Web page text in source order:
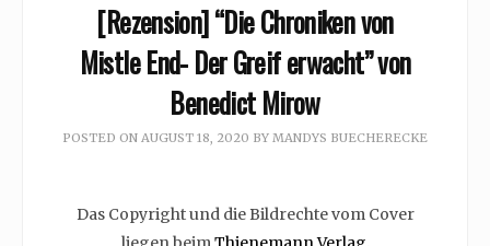
[Rezension] “Die Chroniken von
Mistle End- Der Greif erwacht” von
Benedict Mirow
POSTED ON AUGUST 18, 2020 BY MANDYS BUECHERECKE
Das Copyright und die Bildrechte vom Cover